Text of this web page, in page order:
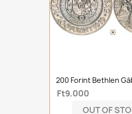
200 Forint Bethlen
Ft9,000
OUT OF